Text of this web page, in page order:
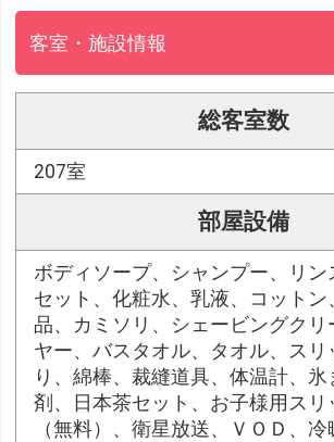
客室・施設情報
総客室数
207室
部屋設備
ボディソープ、シャンプー、リン
セット、化粧水、乳液、コットン
品、カミソリ、シェービングクリ
ヤー、バスタオル、タオル、スリ
り、綿棒、裁縫道具、体温計、
剤、日本茶セット、お子様用スリ
（無料）、衛星放送、ＶＯＤ、